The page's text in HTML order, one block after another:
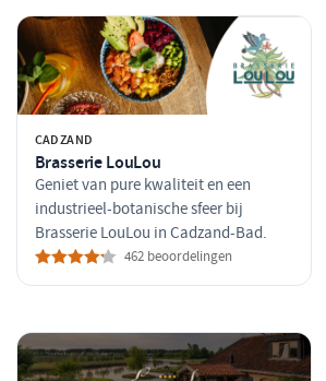
CADZAND
Brasserie LouLou
Geniet van pure kwaliteit en een
industrieel-botanische sfeer bij
Brasserie LouLou in Cadzand-Bad.
462 beoordelingen